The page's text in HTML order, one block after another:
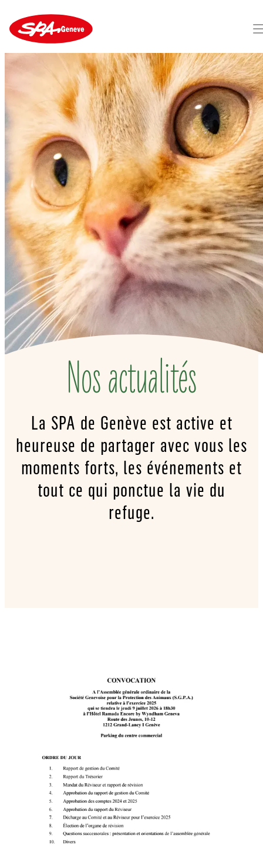
Nos actualités
La SPA de Genève est active et
heureuse de partager avec vous les
moments forts, les événements et
tout ce qui ponctue la vie du
refuge.